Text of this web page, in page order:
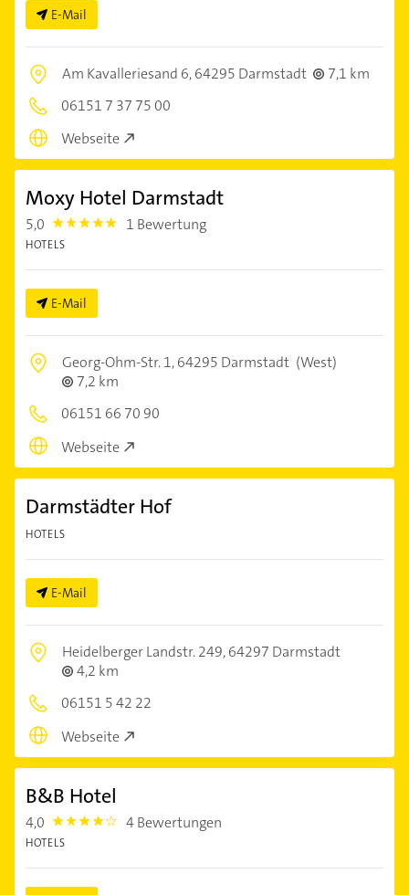
E-Mail
Am Kavalleriesand 6,64295 Darmstadt
7,1 km
06151 7 37 75 00
Webseite
Moxy Hotel Darmstadt
5,0 5.0 1 Bewertung
HOTELS
E-Mail
Georg-Ohm-Str. 1,64295 Darmstadt (West)
7,2 km
06151 66 70 90
Webseite
Darmstädter Hof
HOTELS
E-Mail
Heidelberger Landstr. 249,64297 Darmstadt
4,2 km
06151 5 42 22
Webseite
B&B Hotel
4,0 4.0 4 Bewertungen
HOTELS